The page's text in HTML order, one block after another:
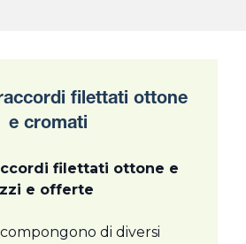
filettati ottone
e cromati
filettati ottone e
e offerte
di diversi